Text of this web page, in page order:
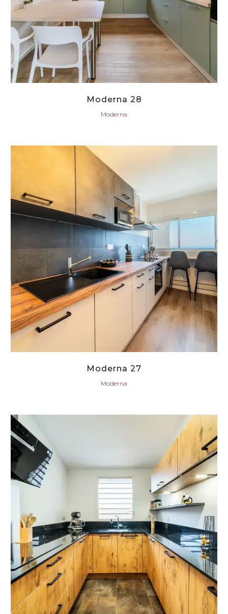
Moderna 28
Moderna
Moderna 27
Moderna